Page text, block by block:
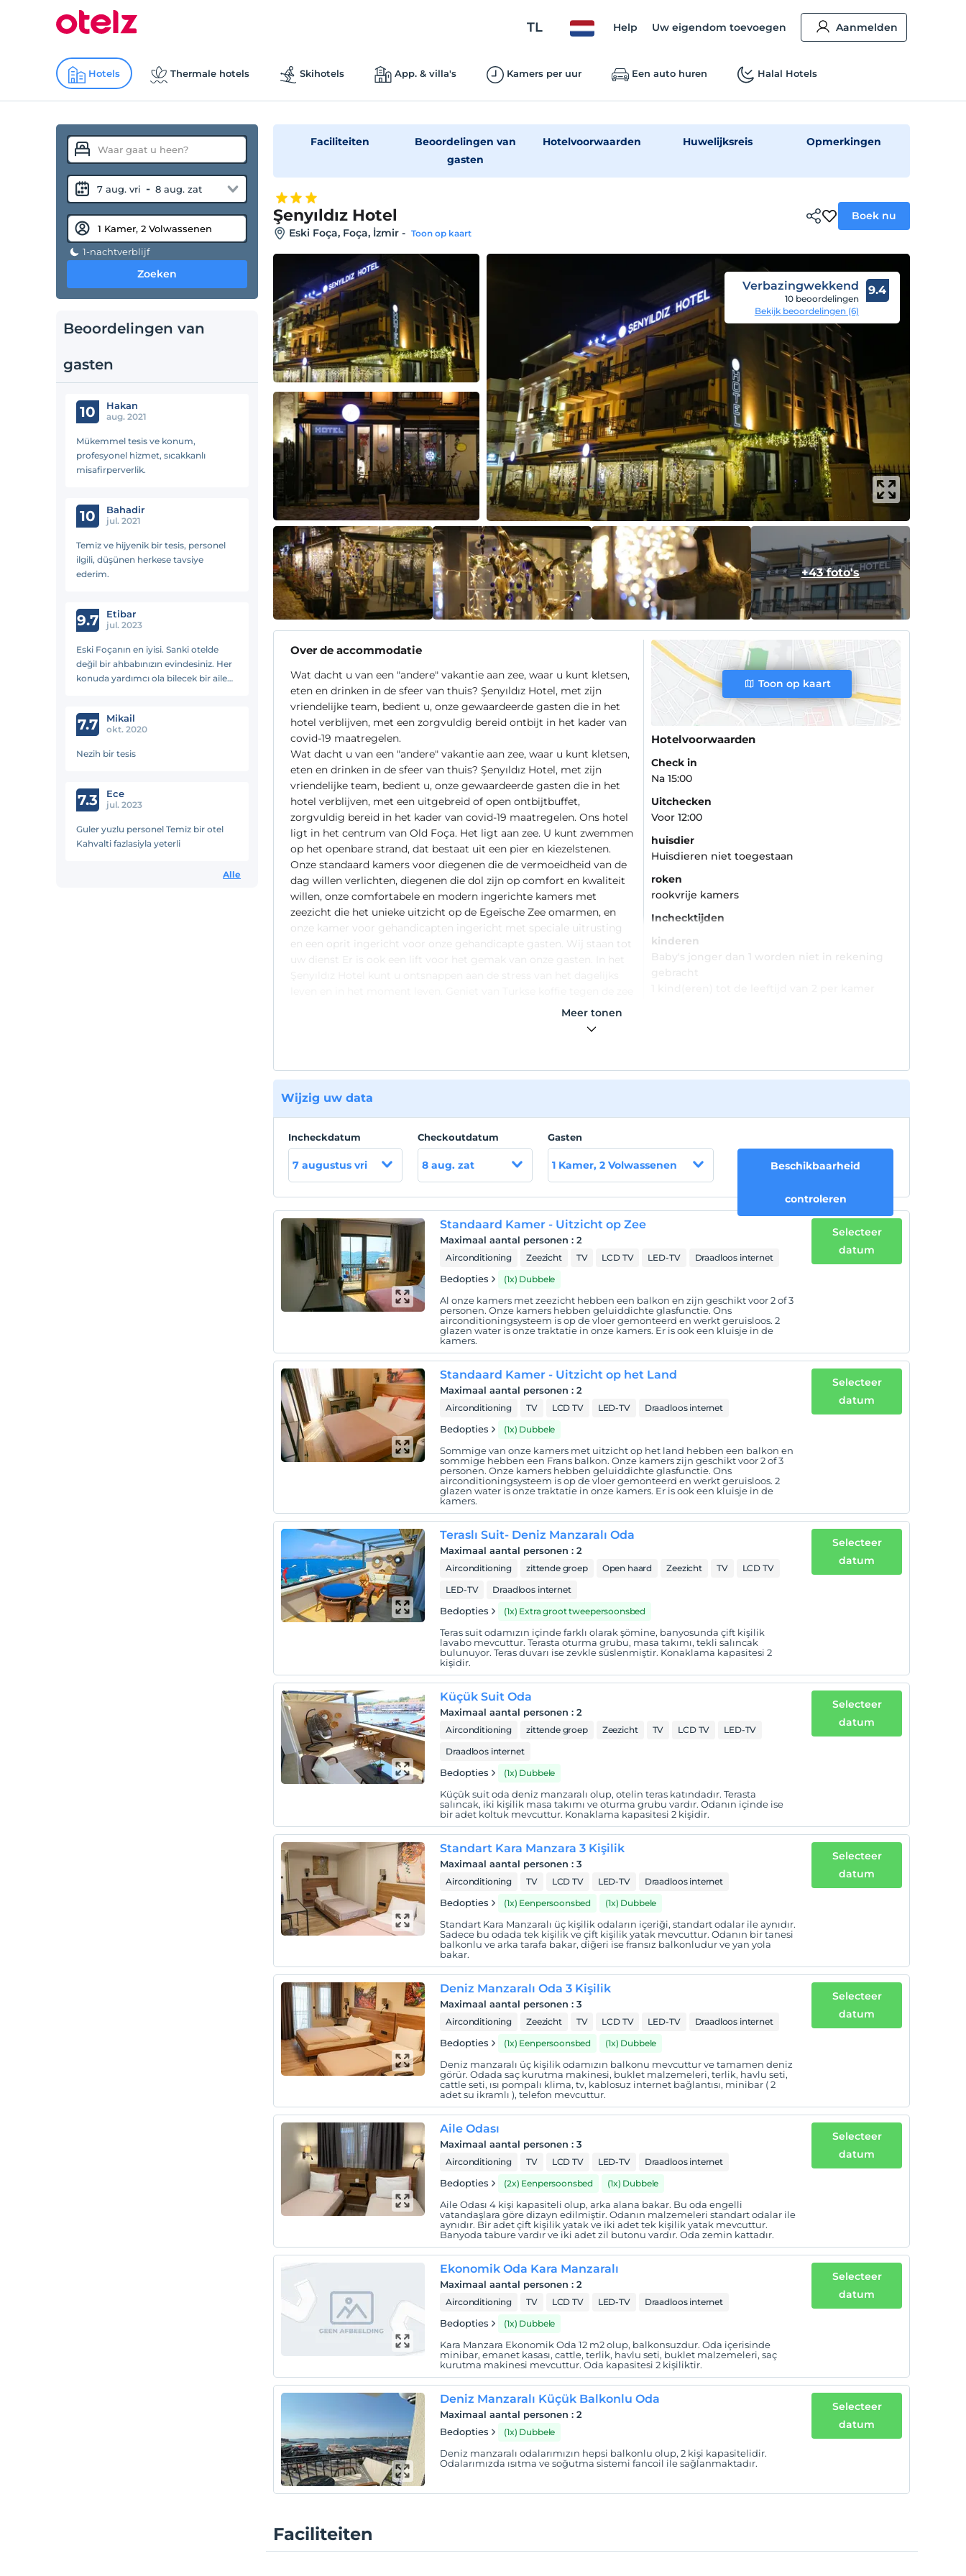
TL Help Uw eigendom toevoegen Aanmelden
Hotels Thermale hotels Skihotels App. & villa's Kamers per uur Een auto huren Halal Hotels
7 aug. vri - 8 aug. zat
1-nachtverblijf
Zoeken
Beoordelingen van
gasten
10 Hakan
aug. 2021
Mükemmel tesis ve konum,
profesyonel hizmet, sıcakkanlı
misafirperverlik.
10 Bahadir
jul. 2021
Temiz ve hijyenik bir tesis, personel
ilgili, düşünen herkese tavsiye
ederim.
9.7 Etibar
jul. 2023
Eski Foçanın en iyisi. Sanki otelde
değil bir ahbabınızın evindesiniz. Her
konuda yardımcı ola bilecek bir aile
7.7 Mikail
okt. 2020
Nezih bir tesis
7.3 Ece
jul. 2023
Guler yuzlu personel Temiz bir otel
Kahvalti fazlasiyla yeterli
Alle
Faciliteiten
Beoordelingen van
gasten
Hotelvoorwaarden Huwelijksreis Opmerkingen
Şenyıldız Hotel
Eski Foça, Foça, İzmir- Toon op kaart
Boek nu
Verbazingwekkend
10 beoordelingen
Bekijk beoordelingen (6)
9.4
+43 foto's
Over de accommodatie
Wat dacht u van een "andere" vakantie aan zee, waar u kunt kletsen,
eten en drinken in de sfeer van thuis? Şenyıldız Hotel, met zijn
vriendelijke team, bedient u, onze gewaardeerde gasten die in het
hotel verblijven, met een zorgvuldig bereid ontbijt in het kader van
covid-19 maatregelen.
Wat dacht u van een "andere" vakantie aan zee, waar u kunt kletsen,
eten en drinken in de sfeer van thuis? Şenyıldız Hotel, met zijn
vriendelijke team, bedient u, onze gewaardeerde gasten die in het
hotel verblijven, met een uitgebreid of open ontbijtbuffet,
zorgvuldig bereid in het kader van covid-19 maatregelen. Ons hotel
ligt in het centrum van Old Foça. Het ligt aan zee. U kunt zwemmen
op het openbare strand, dat bestaat uit een pier en kiezelstenen.
Onze standaard kamers voor diegenen die de vermoeidheid van de
dag willen verlichten, diegenen die dol zijn op comfort en kwaliteit
willen, onze comfortabele en modern ingerichte kamers met
zeezicht die het unieke uitzicht op de Egeïsche Zee omarmen, en
onze kamer voor gehandicapten ingericht met speciale uitrusting
en een oprit ingericht voor onze gehandicapte gasten. Wij staan tot
uw dienst Er is ook een lift voor het gemak van onze gasten. In het
Strand
Ons hotel ligt aan zee. U kunt zwemmen op het openbare strand,
dat bestaat uit een pier en kiezelstenen.
Toon op kaart
Hotelvoorwaarden
Check in
Na 15:00
Uitchecken
Voor 12:00
huisdier
Huisdieren niet toegestaan
roken
rookvrije kamers
Inchecktijden
kinderen
Baby's jonger dan 1 worden niet in rekening
Meer tonen
Wijzig uw data
Incheckdatum
7 augustus vri
Checkoutdatum
8 aug. zat
Gasten
1 Kamer, 2 Volwassenen Beschikbaarheid
controleren
Standaard Kamer - Uitzicht op Zee
Maximaal aantal personen :2
Airconditioning Zeezicht TV LCD TV LED-TV Draadloos internet
Bedopties (1x) Dubbele
Al onze kamers met zeezicht hebben een balkon en zijn geschikt voor 2 of 3
personen. Onze kamers hebben geluiddichte glasfunctie. Ons
airconditioningsysteem is op de vloer gemonteerd en werkt geruisloos. 2
glazen water is onze traktatie in onze kamers. Er is ook een kluisje in de
kamers.
Selecteer
datum
Standaard Kamer - Uitzicht op het Land
Maximaal aantal personen :2
Airconditioning TV LCD TV LED-TV Draadloos internet
Bedopties (1x) Dubbele
Sommige van onze kamers met uitzicht op het land hebben een balkon en
sommige hebben een Frans balkon. Onze kamers zijn geschikt voor 2 of 3
personen. Onze kamers hebben geluiddichte glasfunctie. Ons
airconditioningsysteem is op de vloer gemonteerd en werkt geruisloos. 2
glazen water is onze traktatie in onze kamers. Er is ook een kluisje in de
kamers.
Selecteer
datum
Teraslı Suit- Deniz Manzaralı Oda
Maximaal aantal personen :2
Airconditioning zittende groep Open haard Zeezicht TV
LCD TV
LED-TV
Draadloos internet
Bedopties (1x) Extra groot tweepersoonsbed
Teras suit odamızın içinde farklı olarak şömine, banyosunda çift kişilik
lavabo mevcuttur. Terasta oturma grubu, masa takımı, tekli salıncak
bulunuyor. Teras duvarı ise zevkle süslenmiştir. Konaklama kapasitesi 2
kişidir.
Selecteer
datum
Küçük Suit Oda
Maximaal aantal personen :2
Airconditioning zittende groep Zeezicht TV LCD TV
LED-TV
Draadloos internet
Bedopties (1x) Dubbele
Küçük suit oda deniz manzaralı olup, otelin teras katındadır. Terasta
salıncak, iki kişilik masa takımı ve oturma grubu vardır. Odanın içinde ise
bir adet koltuk mevcuttur. Konaklama kapasitesi 2 kişidir.
Selecteer
datum
Standart Kara Manzara 3 Kişilik
Maximaal aantal personen :3
Airconditioning TV LCD TV LED-TV Draadloos internet
Bedopties (1x) Eenpersoonsbed (1x) Dubbele
Standart Kara Manzaralı üç kişilik odaların içeriği, standart odalar ile aynıdır.
Sadece bu odada tek kişilik ve çift kişilik yatak mevcuttur. Odanın bir tanesi
balkonlu ve arka tarafa bakar, diğeri ise fransız balkonludur ve yan yola
bakar.
Selecteer
datum
Deniz Manzaralı Oda 3 Kişilik
Maximaal aantal personen :3
Airconditioning Zeezicht TV LCD TV LED-TV Draadloos internet
Bedopties (1x) Eenpersoonsbed (1x) Dubbele
Deniz manzaralı üç kişilik odamızın balkonu mevcuttur ve tamamen deniz
görür. Odada saç kurutma makinesi, buklet malzemeleri, terlik, havlu seti,
cattle seti, ısı pompalı klima, tv, kablosuz internet bağlantısı, minibar ( 2
adet su ikramlı ), telefon mevcuttur.
Selecteer
datum
Aile Odası
Maximaal aantal personen :3
Airconditioning TV LCD TV LED-TV Draadloos internet
Bedopties (2x) Eenpersoonsbed (1x) Dubbele
Aile Odası 4 kişi kapasiteli olup, arka alana bakar. Bu oda engelli
vatandaşlara göre dizayn edilmiştir. Odanın malzemeleri standart odalar ile
aynıdır. Bir adet çift kişilik yatak ve iki adet tek kişilik yatak mevcuttur.
Banyoda tabure vardır ve iki adet zil butonu vardır. Oda zemin kattadır.
Selecteer
datum
Ekonomik Oda Kara Manzaralı
Maximaal aantal personen :2
Airconditioning TV LCD TV LED-TV Draadloos internet
Bedopties (1x) Dubbele
Kara Manzara Ekonomik Oda 12 m2 olup, balkonsuzdur. Oda içerisinde
minibar, emanet kasası, cattle, terlik, havlu seti, buklet malzemeleri, saç
kurutma makinesi mevcuttur. Oda kapasitesi 2 kişiliktir.
Selecteer
datum
Deniz Manzaralı Küçük Balkonlu Oda
Maximaal aantal personen :2
Bedopties
(1x) Dubbele
Deniz manzaralı odalarımızın hepsi balkonlu olup, 2 kişi kapasitelidir.
Odalarımızda ısıtma ve soğutma sistemi fancoil ile sağlanmaktadır.
Selecteer
datum
Faciliteiten